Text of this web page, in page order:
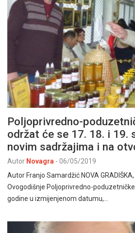
Poljoprivredno-
održat će se 17. 18. i 19.
novim sadržajima i na
Autor Novagra - 06/05/2019
Autor Franjo Samardžić NOVA
Ovogodišnje Poljoprivredno-
godine u izmijenjenom datumu,…